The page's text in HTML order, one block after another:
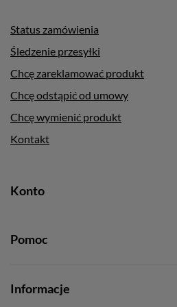
Status zamówienia
Śledzenie przesyłki
Chcę zareklamować produkt
Chcę odstąpić od umowy
Chcę wymienić produkt
Kontakt
Konto
Pomoc
Informacje